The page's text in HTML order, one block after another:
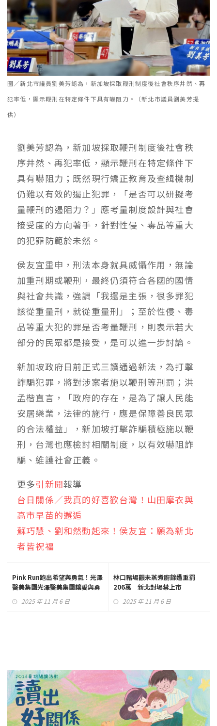
圖／新北市議員劉美芳認為，新加坡採取鞭刑制度後社會秩序井然、再
犯率低，顯示鞭刑在特定條件下具有嚇阻力。（新北市議員劉美芳提
供）
劉美芳認為，新加坡採取鞭刑制度後社會秩
序井然、再犯率低，顯示鞭刑在特定條件下
具有嚇阻力；既然現行矯正教育及查緝機制
仍難以有效的遏止犯罪，「是否可以研擬考
量鞭刑的遏阻力？」應考量制度設計與社會
接受度的方向著手，針對性侵、毒品等重大
的犯罪防範於未然。
侯友宜重申，刑法本身就具威懾作用，無論
加重刑期或鞭刑，最終仍須符合各國的國情
與社會共識，強調「我還是主張，很多罪犯
該從重量刑，就從重量刑」；至於性侵、毒
品等重大犯的罪是否考量鞭刑，則表示若大
部分的民眾都是接受，是可以進一步討論。
新加坡政府日前正式三讀通過新法，為打擊
詐騙犯罪，將對涉案者施以鞭刑等刑罰；洪
孟楷直言，「政府的存在，是為了讓人民能
安居樂業，法律的施行，應是保障善良民眾
的合法權益」，新加坡打擊詐騙積極施以鞭
刑，台灣也應檢討相關制度，以有效嚇阻詐
騙、維護社會正義。
更多引新聞報導
台日關係／我真的好喜歡台灣！山田摩衣與
高市早苗的邂逅
蘇巧慧、劉和然動起來！侯友宜：願為新北
者皆祝福
Pink Run跑出希望與勇氣！光澤
醫美集團光澤醫美集團讓愛與勇
2025 年 11 月 6 日
林口豬場餵未蒸煮廚餘遭重罰
206萬 新北封場禁上市
2025 年 11 月 6 日